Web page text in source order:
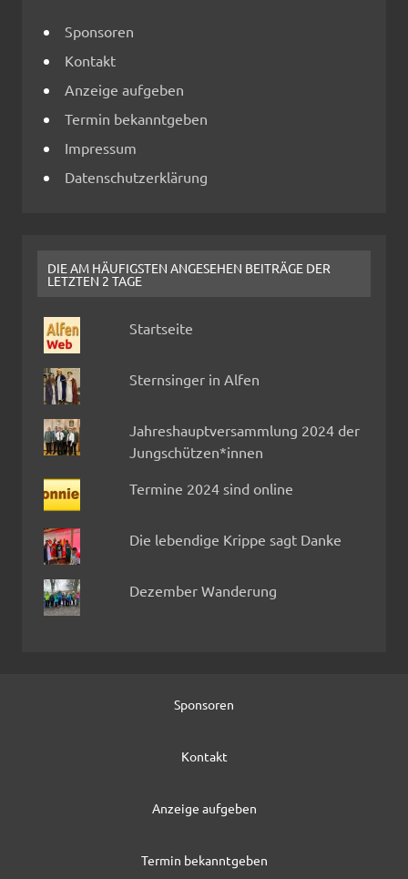
Sponsoren
Kontakt
Anzeige aufgeben
Termin bekanntgeben
Impressum
Datenschutzerklärung
DIE AM HÄUFIGSTEN ANGESEHEN BEITRÄGE DER
LETZTEN 2 TAGE
Startseite
Sternsinger in Alfen
Jahreshauptversammlung 2024 der
Jungschützen*innen
Termine 2024 sind online
Die lebendige Krippe sagt Danke
Dezember Wanderung
Sponsoren
Kontakt
Anzeige aufgeben
Termin bekanntgeben